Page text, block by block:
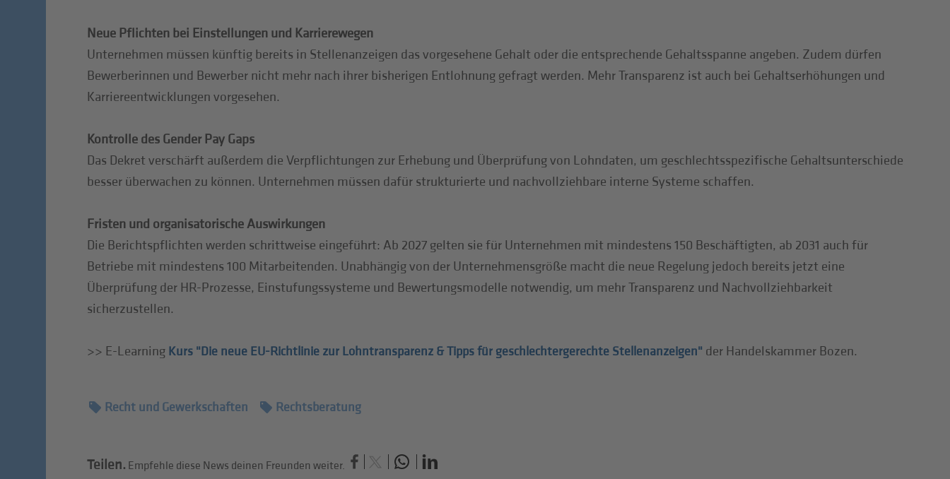
Neue Pflichten bei Einstellungen und Karrierewegen
Unternehmen müssen künftig bereits in Stellenanzeigen das vorgesehene Gehalt oder die entsprechende Gehaltsspanne angeben. Zudem dürfen
Bewerberinnen und Bewerber nicht mehr nach ihrer bisherigen Entlohnung gefragt werden. Mehr Transparenz ist auch bei Gehaltserhöhungen und
Karriereentwicklungen vorgesehen.
Kontrolle des Gender Pay Gaps
Das Dekret verschärft außerdem die Verpflichtungen zur Erhebung und Überprüfung von Lohndaten, um geschlechtsspezifische Gehaltsunterschiede
besser überwachen zu können. Unternehmen müssen dafür strukturierte und nachvollziehbare interne Systeme schaffen.
Fristen und organisatorische Auswirkungen
Die Berichtspflichten werden schrittweise eingeführt: Ab 2027 gelten sie für Unternehmen mit mindestens 150 Beschäftigten, ab 2031 auch für
Betriebe mit mindestens 100 Mitarbeitenden. Unabhängig von der Unternehmensgröße macht die neue Regelung jedoch bereits jetzt eine
Überprüfung der HR-Prozesse, Einstufungssysteme und Bewertungsmodelle notwendig, um mehr Transparenz und Nachvollziehbarkeit
sicherzustellen.
>> E-Learning Kurs"Die neue EU-Richtlinie zur Lohntransparenz & Tipps für geschlechtergerechte Stellenanzeigen" der Handelskammer Bozen.
Recht und Gewerkschaften Rechtsberatung
Teilen. Empfehle diese News deinen Freunden weiter.